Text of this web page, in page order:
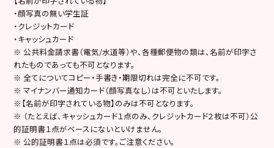
・顔写真の無い学生証
・クレジットカード
・キャッシュカード
※ 公共料金請求書（電気/水道等）や、各種郵便物の類は、名前が印字さ
れたものであっても不可となります。
※ 全てについてコピー・手書き・期限切れは完全に不可です。
※ マイナンバー通知カード（顔写真なし）は不可といたします。
※【名前が印字されている物】のみは不可となります。
※ （たとえば、キャッシュカード１点のみ、クレジットカード２枚は不可）公
的証明書１点がベースにないといけません。
※ 公的証明書１点は必須です。ご注意ください。